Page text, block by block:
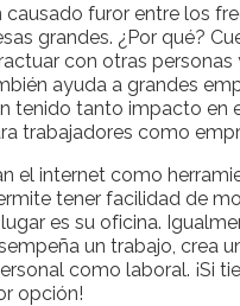
furor entre los
grandes. ¿Por qué?
con otras
ayuda a grandes
tenido tanto impacto en
trabajadores como
el internet como
tener facilidad de
es su oficina.
un trabajo, crea
como laboral. ¡Si
opción!